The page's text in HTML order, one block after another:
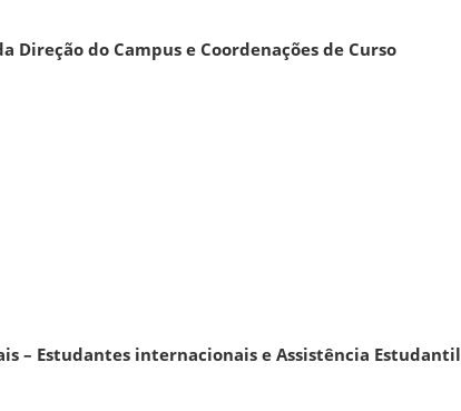
Direção do Campus e Coordenações de Curso
– Estudantes internacionais e Assistência Estudantil